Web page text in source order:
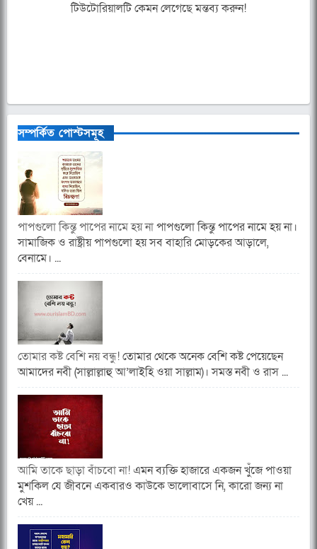
টিউটোরিয়ালটি কেমন লেগেছে মন্তব্য করুন!
সম্পর্কিত পোস্টসমূহ
পাপগুলো কিন্তু পাপের নামে হয় নাপাপগুলো কিন্তু পাপের নামে হয় না।
সামাজিক ও রাষ্ট্রীয় পাপগুলো হয় সব বাহারি মোড়কের আড়ালে,
বেনামে। ...
তোমার কষ্ট বেশি নয় বন্ধু!তোমার থেকে অনেক বেশি কষ্ট পেয়েছেন
আমাদের নবী (সাল্লাল্লাহু আ’লাইহি ওয়া সাল্লাম)। সমস্ত নবী ও রাস ...
আমি তাকে ছাড়া বাঁচবো না!এমন ব্যক্তি হাজারে একজন খুঁজে পাওয়া
মুশকিল যে জীবনে একবারও কাউকে ভালোবাসে নি, কারো জন্য না
খেয় ...